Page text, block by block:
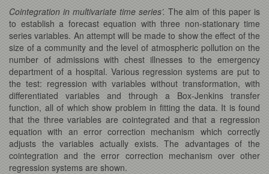
Cointegration in multivariate time series’. The aim of this paper is
to establish a forecast equation with three non-stationary time
series variables. An attempt will be made to show the effect of the
size of a community and the level of atmospheric pollution on the
number of admissions with chest illnesses to the emergency
department of a hospital. Various regression systems are put to
the test: regression with variables without transformation, with
differentiated variables and through a Box-Jenkins transfer
function, all of which show problem in fitting the data. It is found
that the three variables are cointegrated and that a regression
equation with an error correction mechanism which correctly
adjusts the variables actually exists. The advantages of the
cointegration and the error correction mechanism over other
regression systems are shown.